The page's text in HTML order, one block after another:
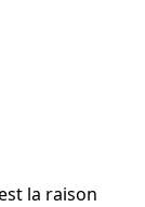
la raison